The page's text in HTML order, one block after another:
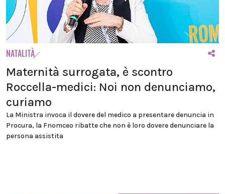
NATALITÀ
Maternità surrogata, è scontro
Roccella-medici: Noi non denunciamo,
curiamo
La Ministra invoca il dovere del medico a presentare denuncia in
Procura, la Fnomceo ribatte che non è loro dovere denunciare la
persona assistita